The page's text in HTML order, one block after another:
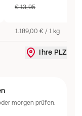
€ 13,95
1.189,00 € / 1 kg
Ihre PLZ
morgen prüfen.